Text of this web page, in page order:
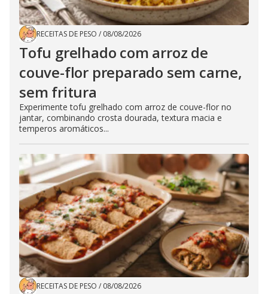
RECEITAS DE PESO / 08/08/2026
Tofu grelhado com arroz de
couve-flor preparado sem carne,
sem fritura
Experimente tofu grelhado com arroz de couve-flor no
jantar, combinando crosta dourada, textura macia e
temperos aromáticos...
RECEITAS DE PESO / 08/08/2026